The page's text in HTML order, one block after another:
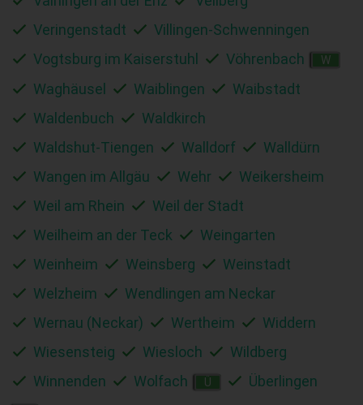
Veringenstadt
Villingen-Schwenningen
Vogtsburg im Kaiserstuhl
Vöhrenbach W
Waghäusel Waiblingen
Waibstadt
Waldenbuch
Waldkirch
Waldshut-Tiengen
Walldorf
Walldürn
Wangen im Allgäu
Wehr
Weikersheim
Weil am Rhein
Weil der Stadt
Weilheim an der Teck
Weingarten
Weinheim
Weinsberg
Weinstadt
Welzheim
Wendlingen am Neckar
Wernau (Neckar)
Wertheim
Widdern
Wiesensteig
Wiesloch
Wildberg
Winnenden
Wolfach Ü
Überlingen